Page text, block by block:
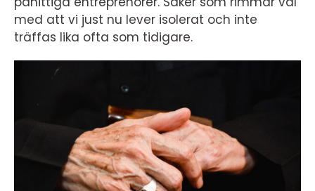
med att vi just nu lever isolerat och inte
träffas lika ofta som tidigare.